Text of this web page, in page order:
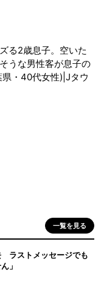
る2歳息子。空いた
うな男性客が息子の
・40代女性)|Jタウ
一覧を見る
ラストメッセージでも
」